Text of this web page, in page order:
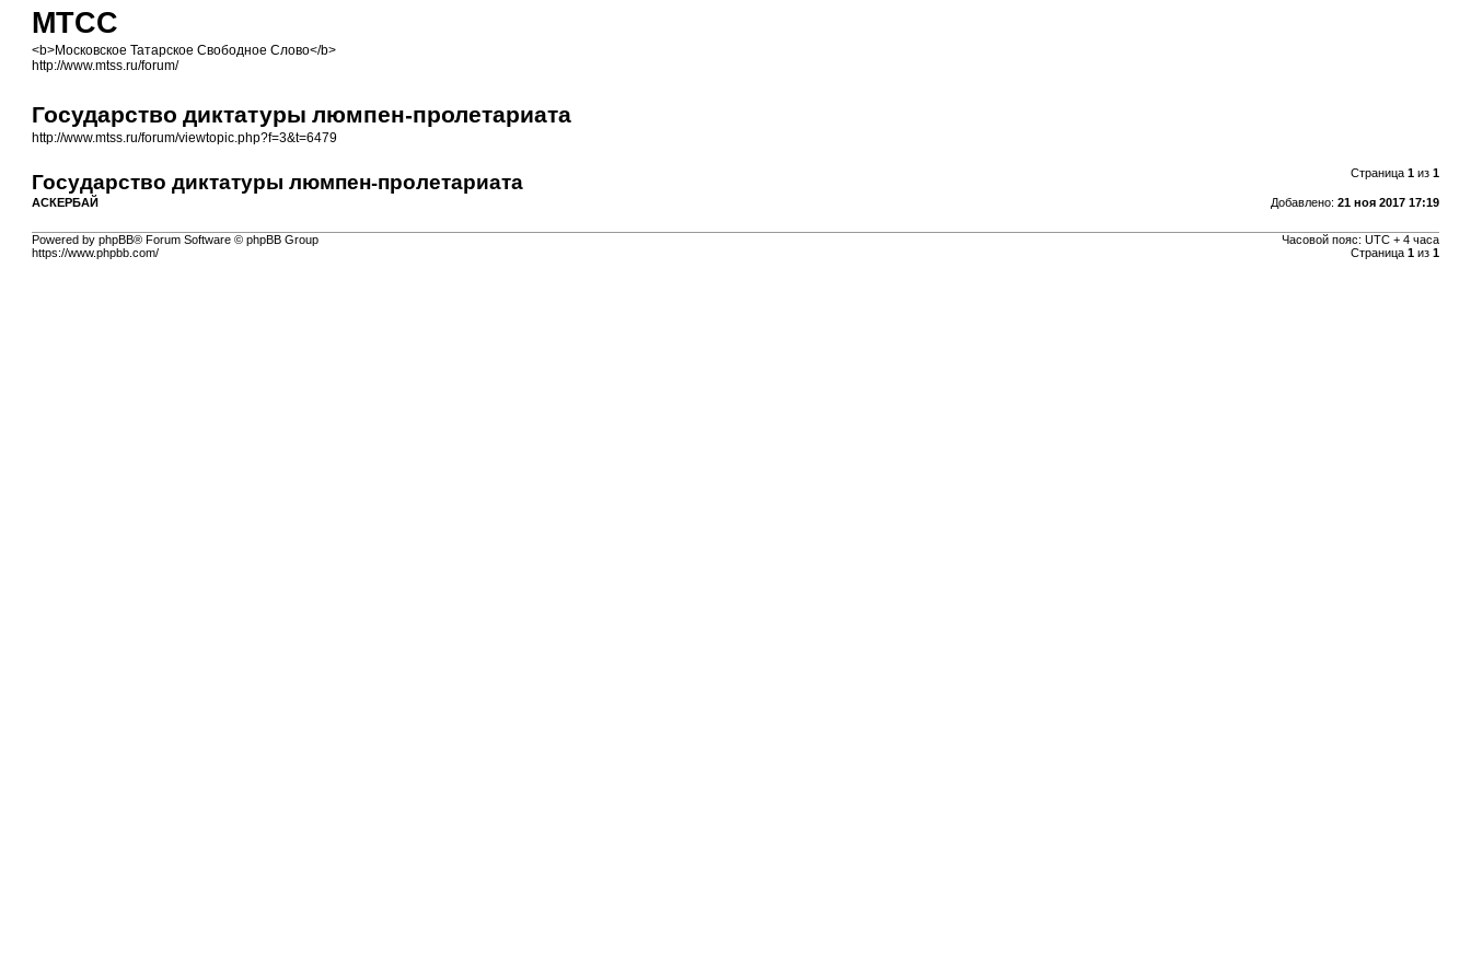
МТСС
<b>Московское Татарское Свободное Слово</b>
http://www.mtss.ru/forum/
Государство диктатуры люмпен-пролетариата
http://www.mtss.ru/forum/viewtopic.php?f=3&t=6479
Страница 1из 1
Государство диктатуры люмпен-пролетариата
Добавлено: 21 ноя 2017 17:19
АСКЕРБАЙ
Часовой пояс: UTC + 4 часа
Страница 1из 1
Powered by phpBB® Forum Software © phpBB Group
https://www.phpbb.com/